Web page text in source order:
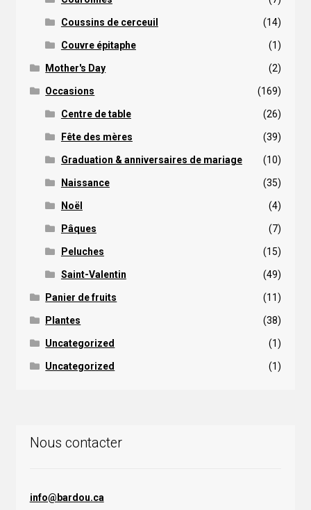
Coussins de cerceuil (14)
Couvre épitaphe (1)
Mother's Day (2)
Occasions (169)
Centre de table (26)
Fête des mères (39)
Graduation & anniversaires de mariage (10)
Naissance (35)
Noël (4)
Pâques (7)
Peluches (15)
Saint-Valentin (49)
Panier de fruits (11)
Plantes (38)
Uncategorized (1)
Uncategorized (1)
Nous contacter
info@bardou.ca